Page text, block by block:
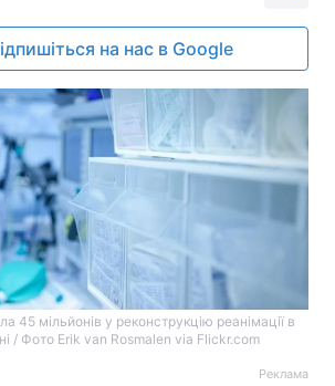
на нас в Google
45 мільйонів у реконструкцію реанімації в
/ Фото Erik van Rosmalen via Flickr.com
Реклама